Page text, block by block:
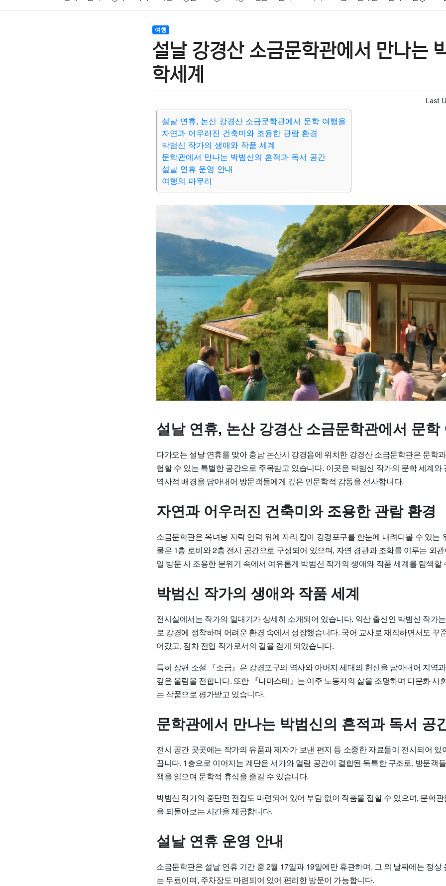
결혼 육아
기술 종교 사회 정치 건강 의료 의학 경제 마케팅 부동산 외국어
여행
설날 강경산 소금문학관에서 만나는
학세계
Last
설날 연휴, 논산 강경산 소금문학관에서 문학 여행을
자연과 어우러진 건축미와 조용한 관람 환경
박범신 작가의 생애와 작품 세계
문학관에서 만나는 박범신의 흔적과 독서 공간
설날 연휴 운영 안내
여행의 마무리
설날 연휴, 논산 강경산 소금문학관에서 문학
다가오는 설날 연휴를 맞아 충남 논산시 강경읍에 위치한 강경산 소금문학관은 문학
험할 수 있는 특별한 공간으로 주목받고 있습니다. 이곳은 박범신 작가의 문학 세계와
역사적 배경을 담아내어 방문객들에게 깊은 인문학적 감동을 선사합니다.
자연과 어우러진 건축미와 조용한 관람 환경
소금문학관은 옥녀봉 자락 언덕 위에 자리 잡아 강경포구를 한눈에 내려다볼 수 있는
물은 1층 로비와 2층 전시 공간으로 구성되어 있으며, 자연 경관과 조화를 이루는 외
일 방문 시 조용한 분위기 속에서 여유롭게 박범신 작가의 생애와 작품 세계를 탐색할
박범신 작가의 생애와 작품 세계
전시실에서는 작가의 일대기가 상세히 소개되어 있습니다. 익산 출신인 박범신 작가
로 강경에 정착하며 어려운 환경 속에서 성장했습니다. 국어 교사로 재직하면서도 꾸
어갔고, 점차 전업 작가로서의 길을 걷게 되었습니다.
특히 장편 소설 『소금』은 강경포구의 역사와 아버지 세대의 헌신을 담아내어 지역
깊은 울림을 전합니다. 또한 『나마스테』는 이주 노동자의 삶을 조명하며 다문화 사
는 작품으로 평가받고 있습니다.
문학관에서 만나는 박범신의 흔적과 독서 공
전시 공간 곳곳에는 작가의 유품과 제자가 보낸 편지 등 소중한 자료들이 전시되어 있
끕니다. 1층으로 이어지는 계단은 서가와 열람 공간이 결합된 독특한 구조로, 방문객
책을 읽으며 문학적 휴식을 즐길 수 있습니다.
박범신 작가의 중단편 전집도 마련되어 있어 부담 없이 작품을 접할 수 있으며, 문학
을 되돌아보는 시간을 제공합니다.
설날 연휴 운영 안내
소금문학관은 설날 연휴 기간 중 2월 17일과 19일에만 휴관하며, 그 외 날짜에는 정상
는 무료이며, 주차장도 마련되어 있어 편리한 방문이 가능합니다.